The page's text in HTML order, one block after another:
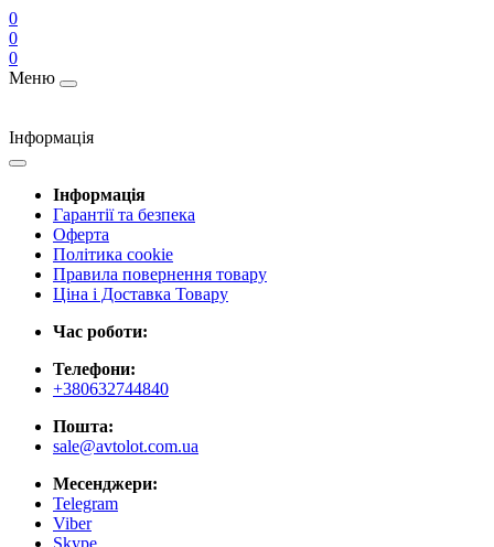
0
0
0
Меню
Інформація
Інформація
Гарантії та безпека
Оферта
Політика cookie
Правила повернення товару
Ціна і Доставка Товару
Час роботи:
Телефони:
+380632744840
Пошта:
sale@avtolot.com.ua
Месенджери:
Telegram
Viber
Skype